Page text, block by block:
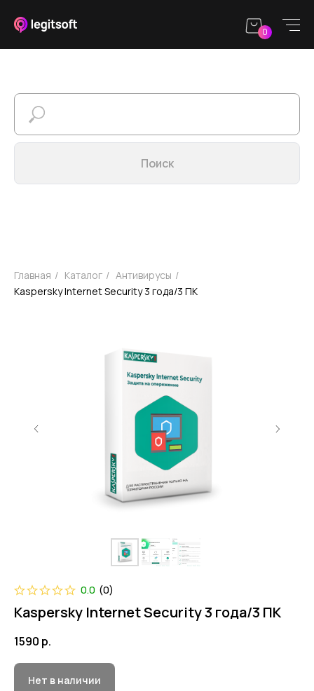
0
sales@legitsoft.ru
Поиск
Главная / Каталог / Антивирусы /
Kaspersky Internet Security 3 года/3 ПК
0.0 (0)
Kaspersky Internet Security 3 года/3 ПК
1590 р.
Нет в наличии